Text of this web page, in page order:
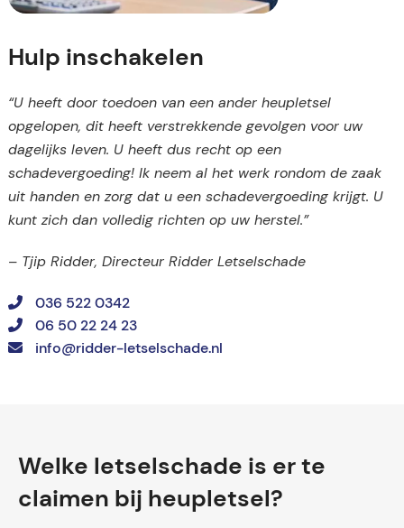
Hulp inschakelen
“U heeft door toedoen van een ander heupletsel
opgelopen, dit heeft verstrekkende gevolgen voor uw
dagelijks leven. U heeft dus recht op een
schadevergoeding! Ik neem al het werk rondom de zaak
uit handen en zorg dat u een schadevergoeding krijgt. U
kunt zich dan volledig richten op uw herstel.”
– Tjip Ridder, Directeur Ridder Letselschade
036 522 0342
06 50 22 24 23
info@ridder-letselschade.nl
Welke letselschade is er te
claimen bij heupletsel?